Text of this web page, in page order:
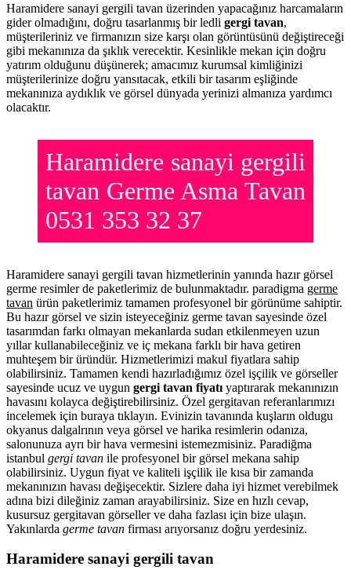
Haramidere sanayi gergili tavan üzerinden yapacağınız harcamaların
gider olmadığını, doğru tasarlanmış bir ledli gergi tavan,
müşterileriniz ve firmanızın size karşı olan görüntüsünü değiştireceği
gibi mekanınıza da şıklık verecektir. Kesinlikle mekan için doğru
yatırım olduğunu düşünerek; amacımız kurumsal kimliğinizi
müşterilerinize doğru yansıtacak, etkili bir tasarım eşliğinde
mekanınıza aydıklık ve görsel dünyada yerinizi almanıza yardımcı
olacaktır.
Haramidere sanayi gergili
tavan Germe Asma Tavan
0531 353 32 37
Haramidere sanayi gergili tavan hizmetlerinin yanında hazır görsel
germe resimler de paketlerimiz de bulunmaktadır. paradigma germe
tavan ürün paketlerimiz tamamen profesyonel bir görünüme sahiptir.
Bu hazır görsel ve sizin isteyeceğiniz germe tavan sayesinde özel
tasarımdan farkı olmayan mekanlarda sudan etkilenmeyen uzun
yıllar kullanabileceğiniz ve iç mekana farklı bir hava getiren
muhteşem bir üründür. Hizmetlerimizi makul fiyatlara sahip
olabilirsiniz. Tamamen kendi hazırladığımız özel işçilik ve görseller
sayesinde ucuz ve uygun gergi tavan fiyatı yaptırarak mekanınızın
havasını kolayca değiştirebilirsiniz. Özel gergitavan referanlarımızı
incelemek için buraya tıklayın. Evinizin tavanında kuşların oldugu
okyanus dalgalrının veya görsel ve harika resimlerin odanıza,
salonunuza ayrı bir hava vermesini istemezmisiniz. Paradiğma
istanbul gergi tavan ile profesyonel bir görsel mekana sahip
olabilirsiniz. Uygun fiyat ve kaliteli işçilik ile kısa bir zamanda
mekanınızın havası değişecektir. Sizlere daha iyi hizmet verebilmek
adına bizi dileğiniz zaman arayabilirsiniz. Size en hızlı cevap,
kusursuz gergitavan görseller ve daha fazlası için bize ulaşın.
Yakınlarda germe tavan firması arıyorsanız doğru yerdesiniz.
Haramidere sanayi gergili tavan